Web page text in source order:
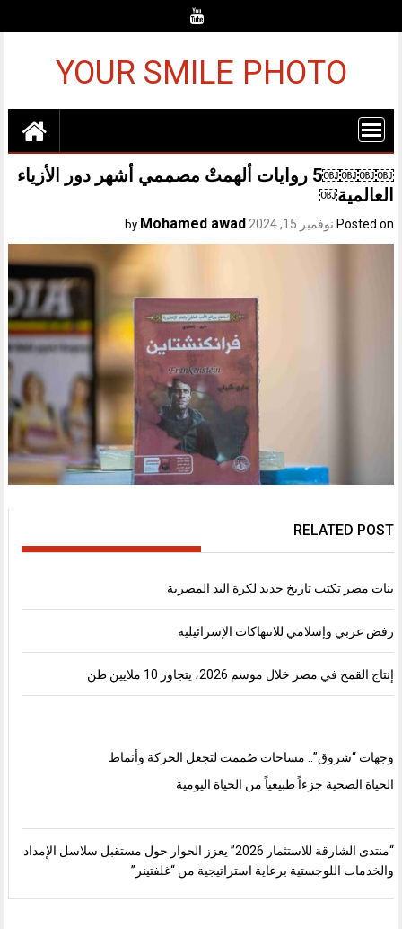
YOUR SMILE PHOTO
￼￼￼￼5 روايات ألهمتْ مصممي أشهر دور الأزياء
العالمية￼
Posted on نوفمبر 15, 2024 Mohamed awad
RELATED POST
بنات مصر تكتب تاريخ جديد لكرة اليد المصرية
رفض عربي وإسلامي للانتهاكات الإسرائيلية
إنتاج القمح في مصر خلال موسم 2026، يتجاوز 10 ملايين طن
وجهات “شروق”.. مساحات صُممت لتجعل الحركة وأنماط
الحياة الصحية جزءاً طبيعياً من الحياة اليومية
“منتدى الشارقة للاستثمار 2026” يعزز الحوار حول مستقبل سلاسل الإمداد
والخدمات اللوجستية برعاية استراتيجية من “غلفتينر”